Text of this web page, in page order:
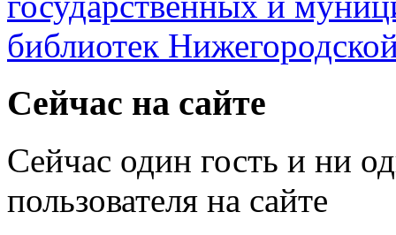
Сейчас на сайте
Сейчас один гость и ни
пользователя на сайте